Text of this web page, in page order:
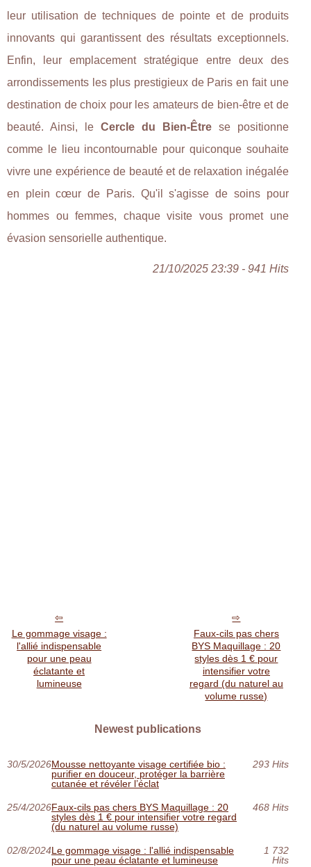
leur utilisation de techniques de pointe et de produits
innovants qui garantissent des résultats exceptionnels.
Enfin, leur emplacement stratégique entre deux des
arrondissements les plus prestigieux de Paris en fait une
destination de choix pour les amateurs de bien-être et de
beauté. Ainsi, le Cercle du Bien-Êtrese positionne
comme le lieu incontournable pour quiconque souhaite
vivre une expérience de beauté et de relaxation inégalée
en plein cœur de Paris. Qu'il s'agisse de soins pour
hommes ou femmes, chaque visite vous promet une
évasion sensorielle authentique.
21/10/2025 23:39 - 941 Hits
Le gommage visage :
l'allié indispensable
pour une peau
éclatante et
lumineuse
Faux-cils pas chers
BYS Maquillage : 20
styles dès 1 € pour
intensifier votre
regard (du naturel au
volume russe)
Newest publications
30/5/2026Mousse nettoyante visage certifiée bio :
purifier en douceur, protéger la barrière
cutanée et révéler l’éclat
293 Hits
25/4/2026Faux-cils pas chers BYS Maquillage : 20
styles dès 1 € pour intensifier votre regard
(du naturel au volume russe)
468 Hits
02/8/2024Le gommage visage : l'allié indispensable
pour une peau éclatante et lumineuse
1 732
Hits